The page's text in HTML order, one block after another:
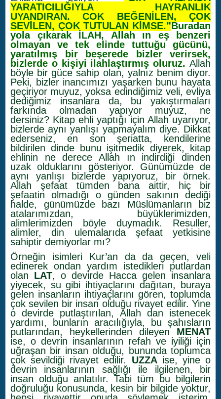
YARATICILIĞIYLA HAYRANLIK
UYANDIRAN, ÇOK BEĞENİLEN, ÇOK
SEVİLEN, ÇOK TUTULAN KİMSE.”Buradan
yola çıkarak İLAH, Allah ın eş benzeri
olmayan ve tek elinde tuttuğu gücünü,
yaratılmış bir beşerede bizler verirsek,
bizlerde o kişiyi ilahlaştırmış oluruz. Allah
böyle bir güce sahip olan, yalnız benim diyor.
Peki, bizler inancımızı yaşarken bunu hayata
geçiriyor muyuz, yoksa edindiğimiz veli, evliya
dediğimiz insanlara da, bu yakıştırmaları
farkında olmadan yapıyor muyuz, ne
dersiniz? Kitap ehli yaptığı için Allah uyarıyor,
bizlerde aynı yanlışı yapmayalım diye. Dikkat
ederseniz, en son şeriatta, kendilerine
bildirilen dinde bunu işitmedik diyerek, kitap
ehlinin ne derece Allah ın indirdiği dinden
uzak olduklarını gösteriyor. Günümüzde de
aynı yanlışı bizlerde yapıyoruz, bir örnek.
Allah şefaat tümden bana aittir, hiç bir
şefaatin olmadığı o günden sakının dediği
halde, günümüzde bazı Müslümanların biz
atalarımızdan, büyüklerimizden,
alimlerimizden böyle duymadık. Resuller,
alimler, din ulemalarıda şefaat yetkisine
sahiptir demiyorlar mı?
Örneğin isimleri Kur’an da da geçen, veli
edinerek ondan yardım istedikleri putlardan
olan LAT, o devirde Hacca gelen insanlara
yiyecek, su gibi ihtiyaçlarını dağıtan, buraya
gelen insanların ihtiyaçlarını gören, toplumda
çok sevilen bir insan olduğu rivayet edilir. Yine
o devirde putlaştırılan, Allah dan istenecek
yardımı, bunların aracılığıyla, bu şahısların
putlarından, heykellerinden dileyen MENAT
ise, o devrin insanlarının refah ve iyiliği için
uğraşan bir insan olduğu, bununda toplumca
çok sevildiği rivayet edilir. UZZAise, yine o
devrin insanlarının sağlığı ile ilgilenen, bir
insan olduğu anlatılır. Tabi tüm bu bilgilerin
doğruluğu konusunda, kesin bir bilgide yoktur,